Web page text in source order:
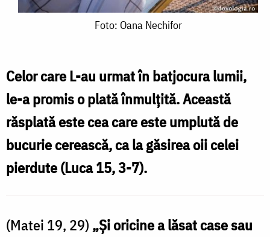
Foto: Oana Nechifor
Celor care L-au urmat în batjocura lumii,
le-a promis o plată înmulțită. Această
răsplată este cea care este umplută de
bucurie cerească, ca la găsirea oii celei
pierdute (Luca 15, 3-7).
(Matei 19, 29) „Şi oricine a lăsat case sau